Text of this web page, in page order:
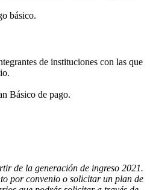
básico.
de instituciones con las que
Básico de pago.
de la generación de ingreso 2021.
por convenio o solicitar un plan de